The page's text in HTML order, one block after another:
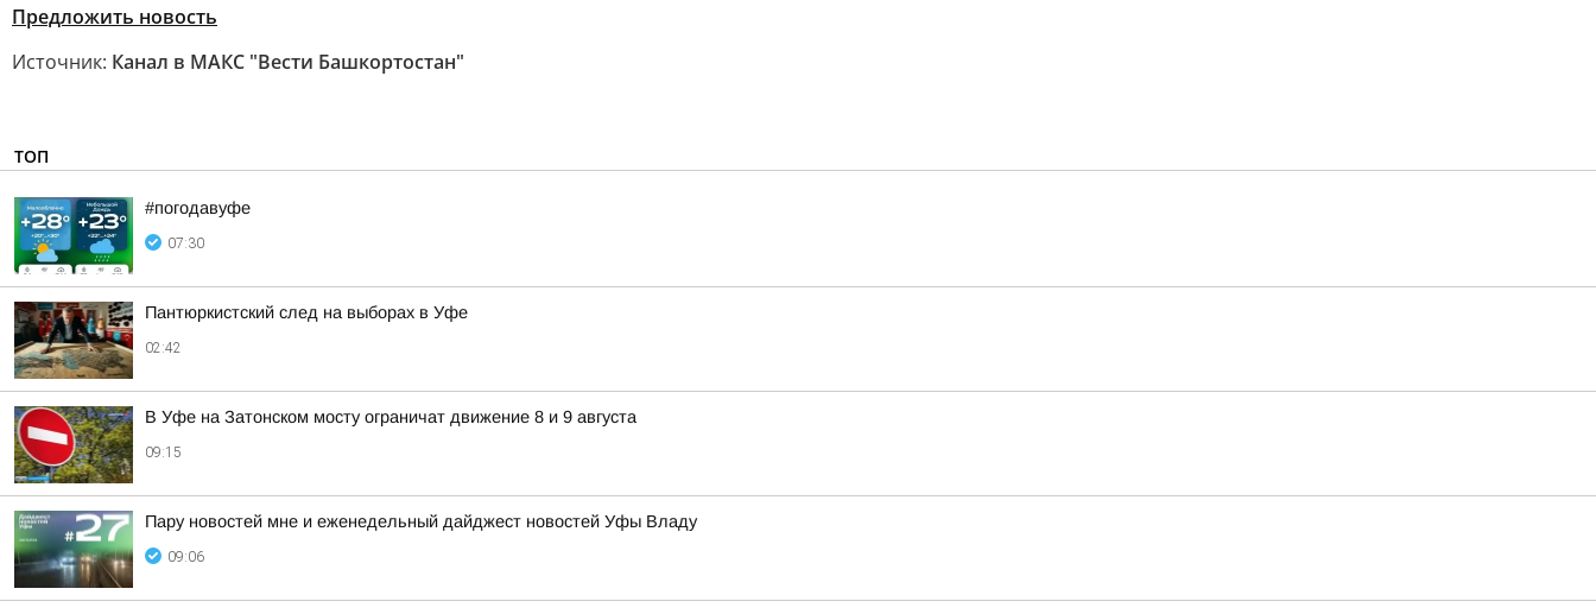
Предложить новость
Источник: Канал в МАКС "Вести Башкортостан"
ТОП
#погодавуфе
07:30
Пантюркистский след на выборах в Уфе
02:42
В Уфе на Затонском мосту ограничат движение 8 и 9 августа
09:15
Пару новостей мне и еженедельный дайджест новостей Уфы Владу
09:06